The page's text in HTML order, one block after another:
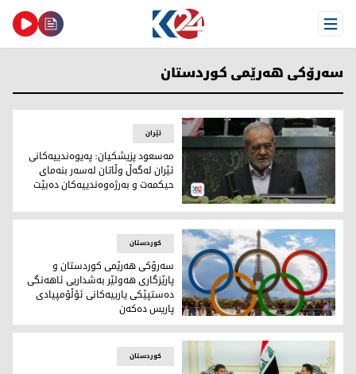
Open Menu
سه‌رۆكی هه‌رێمی كوردستان
مه‌سعود پزیشكیان، سه‌رۆككۆماری نوێی ئێران
ئێران
مه‌سعود پزیشكیان: په‌یوه‌ندییه‌كانی
ئێران له‌گه‌ڵ وڵاتان له‌سه‌ر بنه‌مای
حیكمه‌ت و به‌رژه‌وه‌ندییه‌كان ده‌بێت
ئۆڵمپیکی پاریس 2024
کوردستان
سەرۆکی هەرێمی کوردستان و
پارێزگاری هەولێر بەشداریی ئاهەنگی
دەستپێکی یارییەکانی ئۆڵۆمپیادی
پاریس دەکەن
کوردستان